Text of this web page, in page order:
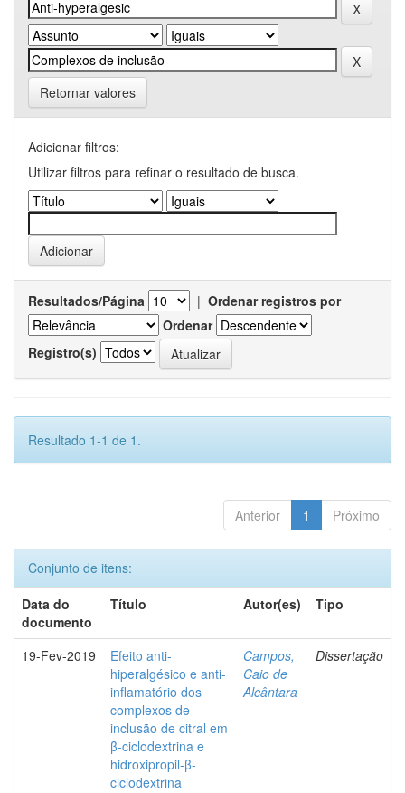
Retornar valores
Adicionar filtros:
Utilizar filtros para refinar o resultado de busca.
Resultados/Página | Ordenar registros por
Ordenar
Registro(s)
Resultado 1-1 de 1.
Anterior 1 Próximo
Conjunto de itens:
Data do
documento
Título Autor(es) Tipo
19-Fev-2019
Efeito anti-
hiperalgésico e anti-
inflamatório dos
complexos de
inclusão de citral em
β-ciclodextrina e
hidroxipropil-β-
ciclodextrina
Campos,
Caio de
Alcântara
Dissertação